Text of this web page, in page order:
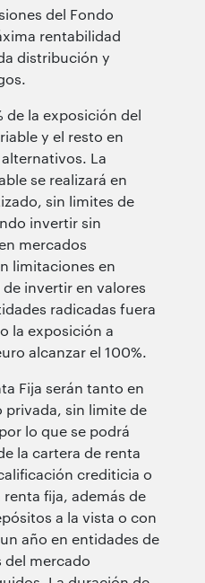
del Fondo
rentabilidad
distribución y
de la exposición del
y el resto en
La
se realizará en
sin limites de
invertir sin
mercados
limitaciones en
invertir en valores
radicadas fuera
la exposición a
alcanzar el 100%.
Fija serán tanto en
privada, sin limite de
lo que se podrá
la cartera de renta
crediticia o
fija, además de
a la vista o con
año en entidades de
mercado